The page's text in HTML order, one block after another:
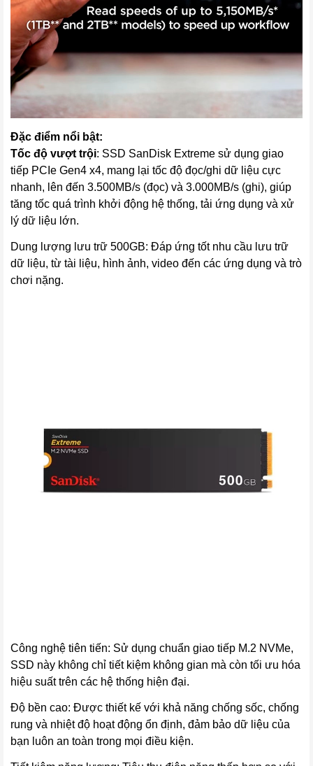
Đặc điểm nổi bật:
Tốc độ vượt trội: SSD SanDisk Extreme sử dụng giao
tiếp PCIe Gen4 x4, mang lại tốc độ đọc/ghi dữ liệu cực
nhanh, lên đến 3.500MB/s (đọc) và 3.000MB/s (ghi), giúp
tăng tốc quá trình khởi động hệ thống, tải ứng dụng và xử
lý dữ liệu lớn.
Dung lượng lưu trữ 500GB: Đáp ứng tốt nhu cầu lưu trữ
dữ liệu, từ tài liệu, hình ảnh, video đến các ứng dụng và trò
chơi nặng.
Công nghệ tiên tiến: Sử dụng chuẩn giao tiếp M.2 NVMe,
SSD này không chỉ tiết kiệm không gian mà còn tối ưu hóa
hiệu suất trên các hệ thống hiện đại.
Độ bền cao: Được thiết kế với khả năng chống sốc, chống
rung và nhiệt độ hoạt động ổn định, đảm bảo dữ liệu của
bạn luôn an toàn trong mọi điều kiện.